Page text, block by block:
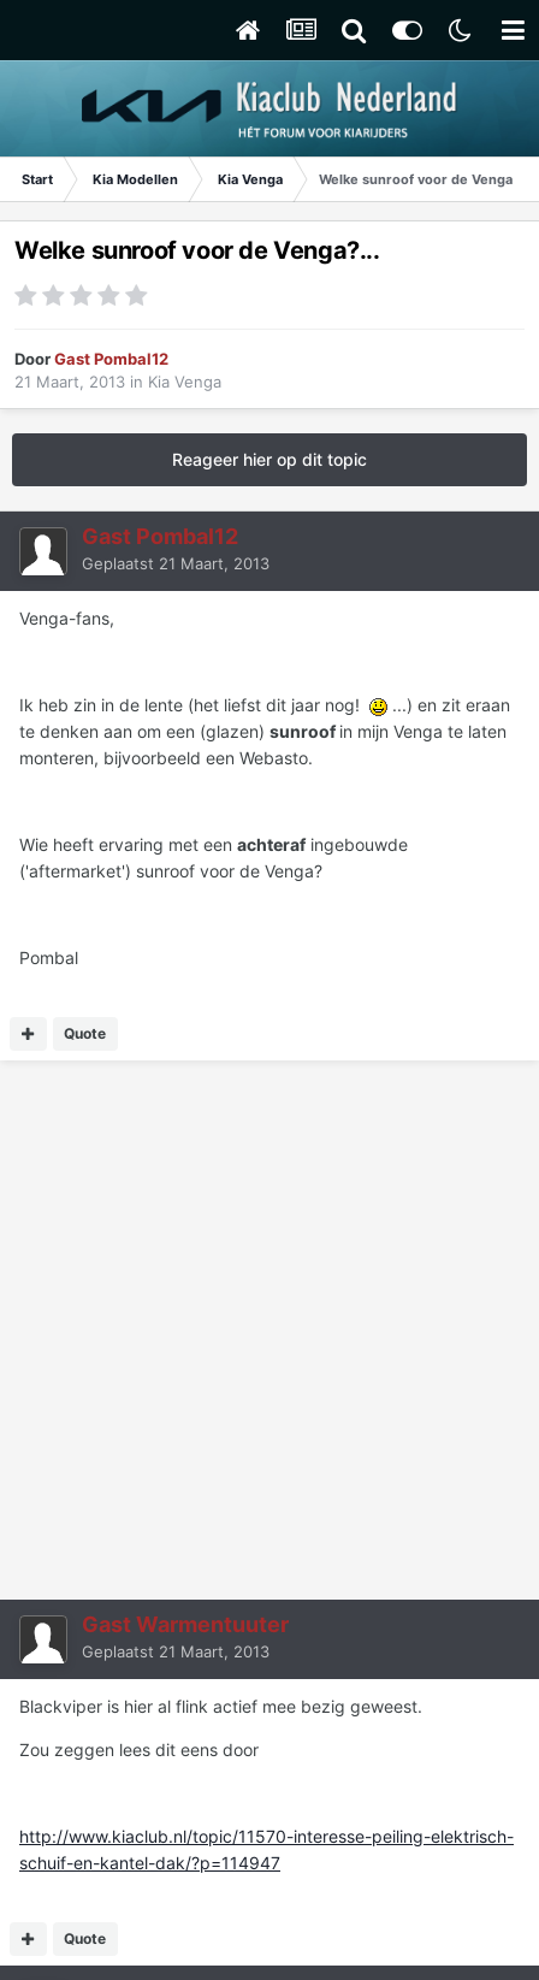
Start Kia Modellen Kia Venga Welke sunroof voor de Venga?...
Welke sunroof voor de Venga?...
DoorGast Pombal12
21 Maart, 2013 in Kia Venga
Reageer hier op dit topic
Gast Pombal12
Geplaatst 21 Maart, 2013
Venga-fans,
Ik heb zin in de lente (het liefst dit jaar nog!
...) en zit eraan
te denken aan om een (glazen) sunroofin mijn Venga te laten
monteren, bijvoorbeeld een Webasto.
Wie heeft ervaring met een achterafingebouwde
('aftermarket') sunroof voor de Venga?
Pombal
Quote
Gast Warmentuuter
Geplaatst 21 Maart, 2013
Blackviper is hier al flink actief mee bezig geweest.
Zou zeggen lees dit eens door
http://www.kiaclub.nl/topic/11570-interesse-peiling-elektrisch-
schuif-en-kantel-dak/?p=114947
Quote